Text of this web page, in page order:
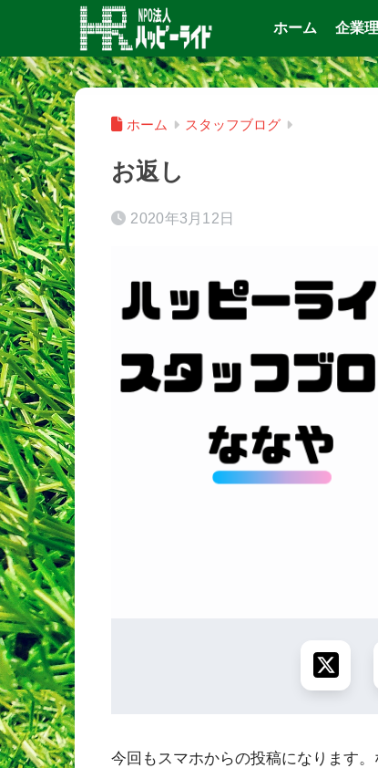
ホーム 企業
ホーム スタッフブログ
お返し
2020年3月12日
今回もスマホからの投稿になります。